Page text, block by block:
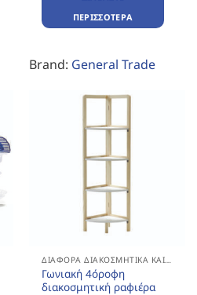
ΠΕΡΙΣΣΌΤΕΡΑ
Brand: General Trade
ΔΙΆΦΟΡΑ ΔΙΑΚΟΣΜΗΤΙΚΆ ΚΑΙ ΔΏΡΑ
Γωνιακή 4όροφη
διακοσμητική ραφιέρα